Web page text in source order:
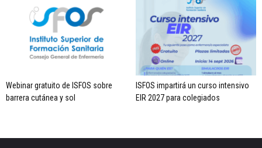
Webinar gratuito de ISFOS sobre
barrera cutánea y sol
ISFOS impartirá un curso intensivo
EIR 2027 para colegiados